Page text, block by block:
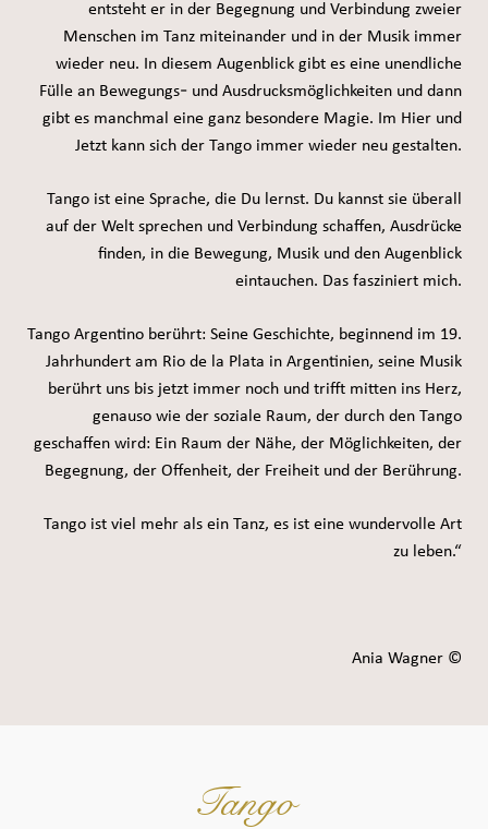
entsteht er in der Begegnung und Verbindung zweier
Menschen im Tanz miteinander und in der Musik immer
wieder neu. In diesem Augenblick gibt es eine unendliche
Fülle an Bewegungs- und Ausdrucksmöglichkeiten und dann
gibt es manchmal eine ganz besondere Magie. Im Hier und
Jetzt kann sich der Tango immer wieder neu gestalten.
Tango ist eine Sprache, die Du lernst. Du kannst sie überall
auf der Welt sprechen und Verbindung schaffen, Ausdrücke
finden, in die Bewegung, Musik und den Augenblick
eintauchen. Das fasziniert mich.
Tango Argentino berührt: Seine Geschichte, beginnend im 19.
Jahrhundert am Rio de la Plata in Argentinien, seine Musik
berührt uns bis jetzt immer noch und trifft mitten ins Herz,
genauso wie der soziale Raum, der durch den Tango
geschaffen wird: Ein Raum der Nähe, der Möglichkeiten, der
Begegnung, der Offenheit, der Freiheit und der Berührung.
Tango ist viel mehr als ein Tanz, es ist eine wundervolle Art
zu leben.“
Ania Wagner ©
Tango